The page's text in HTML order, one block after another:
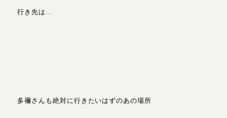
行き先は…
多禰さんも絶対に行きたいはずのあの場所